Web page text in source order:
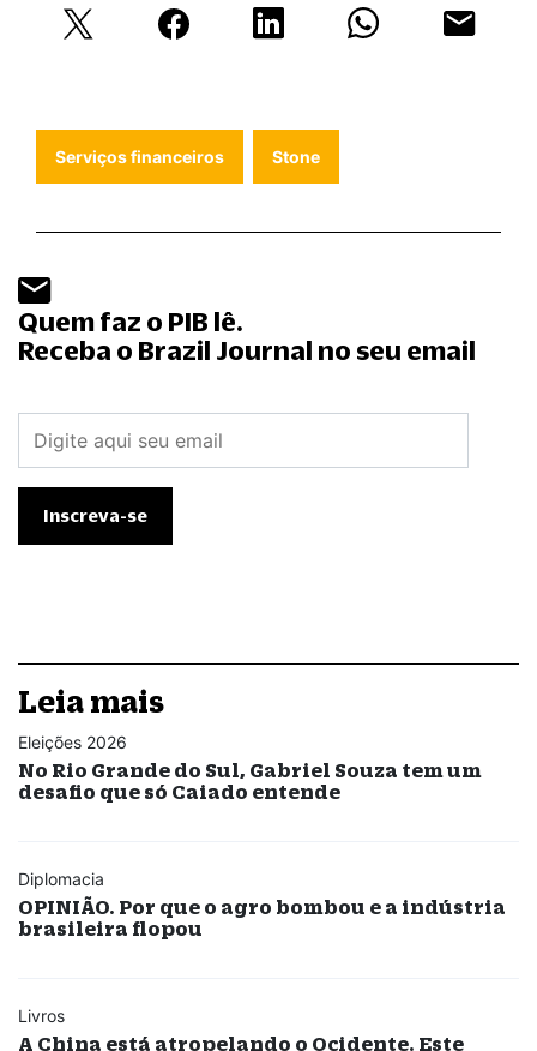
Serviços financeiros Stone
Quem faz o PIB lê.
Receba o Brazil Journal no seu email
Leia mais
Eleições 2026
No Rio Grande do Sul, Gabriel Souza tem um
desafio que só Caiado entende
Diplomacia
OPINIÃO. Por que o agro bombou e a indústria
brasileira flopou
Livros
A China está atropelando o Ocidente. Este